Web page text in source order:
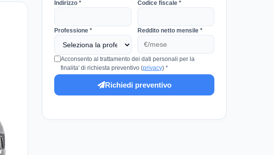
Indirizzo * Codice fiscale *
Professione * Reddito netto mensile *
Acconsento al trattamento dei dati personali per la
finalita' di richiesta preventivo (privacy) *
Richiedi preventivo